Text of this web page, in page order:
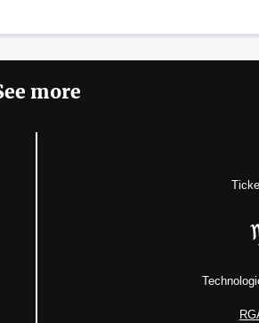
more